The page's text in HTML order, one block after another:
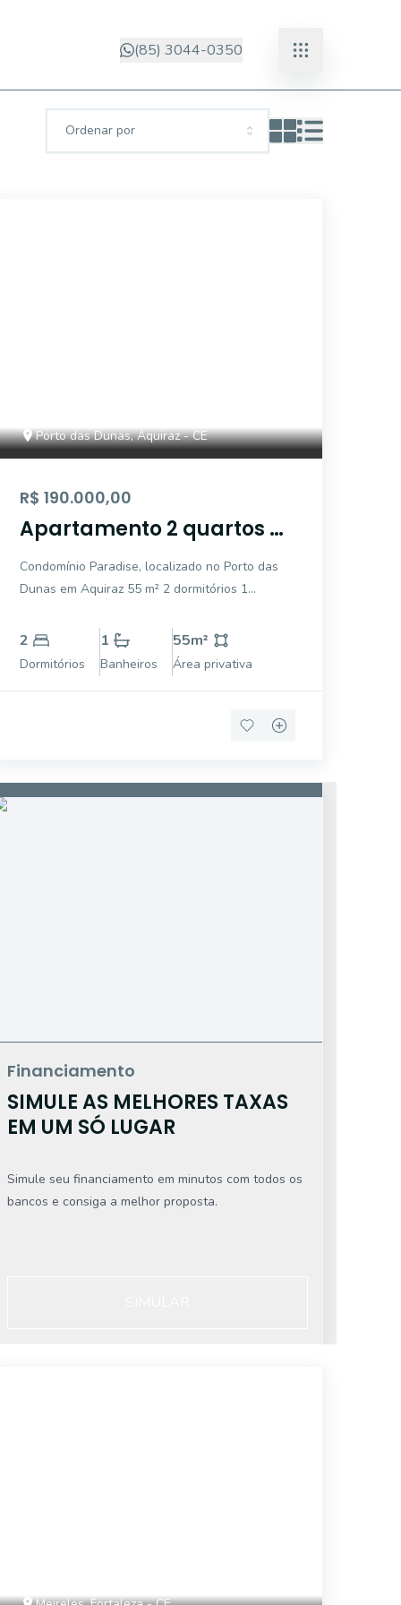
(85) 3044-0350
Ordenar por
Porto das Dunas, Aquiraz - CE
R$ 190.000,00
Apartamento 2 quartos no
Porto das Dunas
Condomínio Paradise, localizado no Porto das
Dunas em Aquiraz 55 m² 2 dormitórios 1
Condomínio com piscina e churrasqueira
Aproveite a excelente infraestrutura do
condomínio, com fácil acesso às bele
2
Dormitórios
1
Banheiros
55m²
Área privativa
Financiamento
SIMULE AS MELHORES TAXAS
EM UM SÓ LUGAR
Simule seu financiamento em minutos com todos os
bancos e consiga a melhor proposta.